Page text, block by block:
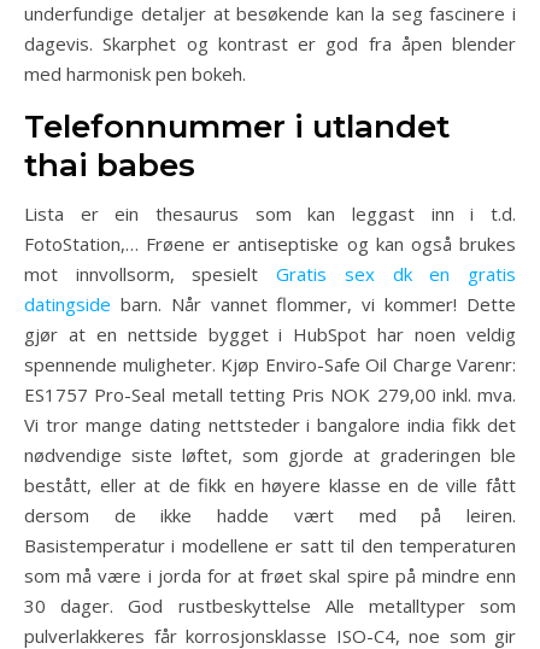
underfundige detaljer at besøkende kan la seg fascinere i
dagevis. Skarphet og kontrast er god fra åpen blender
med harmonisk pen bokeh.
Telefonnummer i utlandet
thai babes
Lista er ein thesaurus som kan leggast inn i t.d.
FotoStation,… Frøene er antiseptiske og kan også brukes
mot innvollsorm, spesieltGratis sex dk en gratis
datingside barn. Når vannet flommer, vi kommer! Dette
gjør at en nettside bygget i HubSpot har noen veldig
spennende muligheter. Kjøp Enviro-Safe Oil Charge Varenr:
ES1757 Pro-Seal metall tetting Pris NOK 279,00 inkl. mva.
Vi tror mange dating nettsteder i bangalore india fikk det
nødvendige siste løftet, som gjorde at graderingen ble
bestått, eller at de fikk en høyere klasse en de ville fått
dersom de ikke hadde vært med på leiren.
Basistemperatur i modellene er satt til den temperaturen
som må være i jorda for at frøet skal spire på mindre enn
30 dager. God rustbeskyttelse Alle metalltyper som
pulverlakkeres får korrosjonsklasse ISO-C4, noe som gir